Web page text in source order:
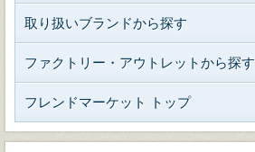
取り扱いブランドから探す
ファクトリー・アウトレットから探す
フレンドマーケット トップ